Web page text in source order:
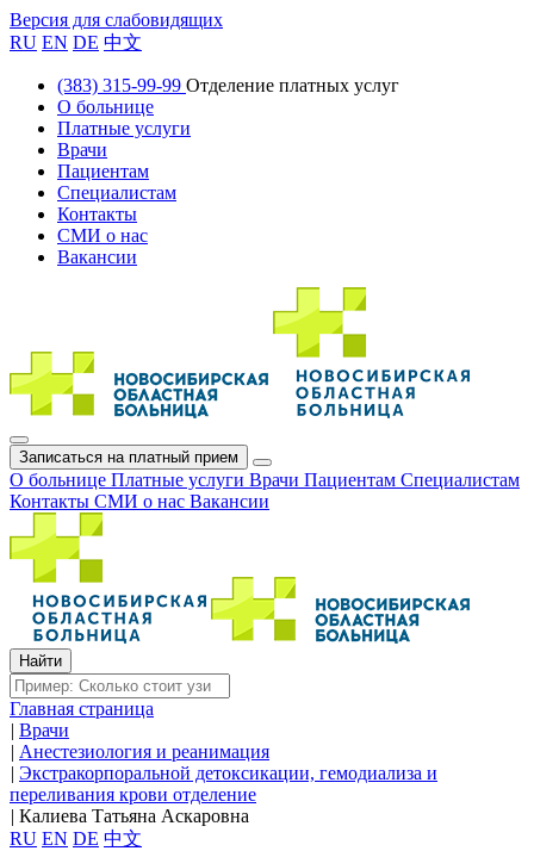
Версия для слабовидящих
RU EN DE 中文
(383) 315-99-99 Отделение платных услуг
О больнице
Платные услуги
Врачи
Пациентам
Специалистам
Контакты
СМИ о нас
Вакансии
Записаться на платный прием
О больнице Платные услуги Врачи Пациентам Специалистам
Контакты СМИ о нас Вакансии
Главная страница
| Врачи
| Анестезиология и реанимация
| Экстракорпоральной детоксикации, гемодиализа и
переливания крови отделение
| Калиева Татьяна Аскаровна
RU EN DE 中文